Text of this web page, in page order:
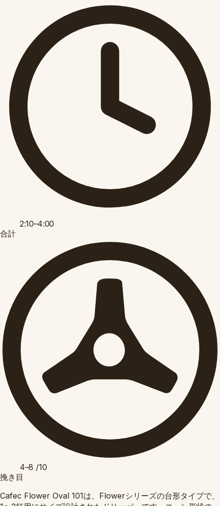
2:10–4:00
合計
4–8 /10
挽き目
Cafec Flower Oval 101は、Flowerシリーズの台形タイプで、